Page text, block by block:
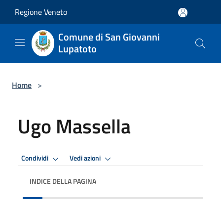
Regione Veneto
Comune di San Giovanni
Lupatoto
Home >
Ugo Massella
Condividi Vedi azioni
INDICE DELLA PAGINA